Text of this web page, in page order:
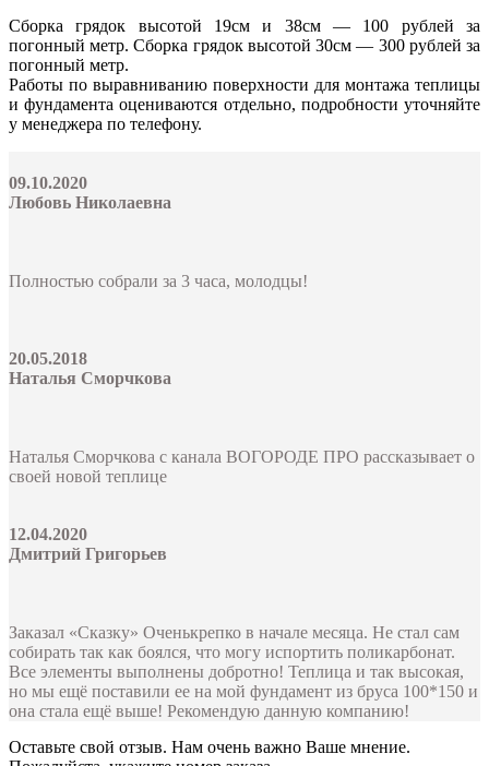
Сборка грядок высотой 19см и 38см — 100 рублей за
погонный метр. Сборка грядок высотой 30см — 300 рублей за
погонный метр.
Работы по выравниванию поверхности для монтажа теплицы
и фундамента оцениваются отдельно, подробности уточняйте
у менеджера по телефону.
09.10.2020
Любовь Николаевна
Полностью собрали за 3 часа, молодцы!
20.05.2018
Наталья Сморчкова
Наталья Сморчкова с канала ВОГОРОДЕ ПРО рассказывает о
своей новой теплице
12.04.2020
Дмитрий Григорьев
Заказал «Сказку» Оченькрепко в начале месяца. Не стал сам
собирать так как боялся, что могу испортить поликарбонат.
Все элементы выполнены добротно! Теплица и так высокая,
но мы ещё поставили ее на мой фундамент из бруса 100*150 и
она стала ещё выше! Рекомендую данную компанию!
Оставьте свой отзыв. Нам очень важно Ваше мнение.